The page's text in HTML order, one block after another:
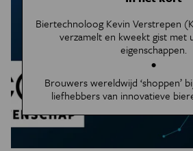
JONGE UITDAGERS
Biertechnoloog Kevin Verstrepen
verzamelt en kweekt gist met
eigenschappen.
Brouwers wereldwijd ‘shoppen’
liefhebbers van innovatieve